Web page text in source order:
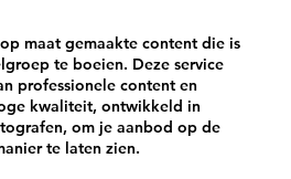
maat gemaakte content die is
te boeien. Deze service
professionele content en
kwaliteit, ontwikkeld in
om je aanbod op de
te laten zien.